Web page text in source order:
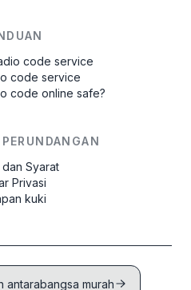
code service
code service
code online safe?
dan Syarat
Privasi
kuki
antarabangsa murah